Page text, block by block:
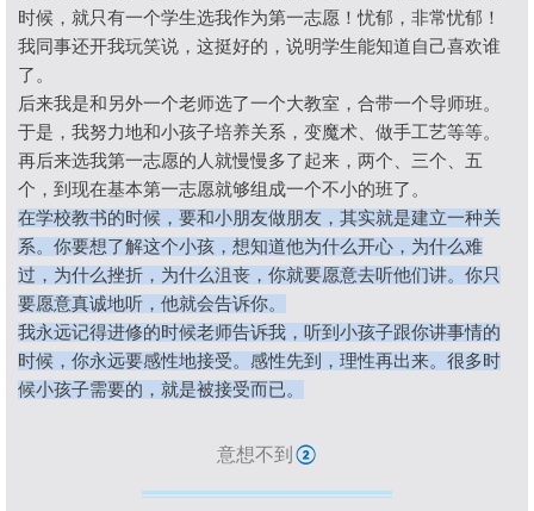
时候，就只有一个学生选我作为第一志愿！忧郁，非常忧郁！
我同事还开我玩笑说，这挺好的，说明学生能知道自己喜欢谁
了。
后来我是和另外一个老师选了一个大教室，合带一个导师班。
于是，我努力地和小孩子培养关系，变魔术、做手工艺等等。
再后来选我第一志愿的人就慢慢多了起来，两个、三个、五
个，到现在基本第一志愿就够组成一个不小的班了。
在学校教书的时候，要和小朋友做朋友，其实就是建立一种关
系。你要想了解这个小孩，想知道他为什么开心，为什么难
过，为什么挫折，为什么沮丧，你就要愿意去听他们讲。你只
要愿意真诚地听，他就会告诉你。
我永远记得进修的时候老师告诉我，听到小孩子跟你讲事情的
时候，你永远要感性地接受。感性先到，理性再出来。很多时
候小孩子需要的，就是被接受而已。
意想不到 ②